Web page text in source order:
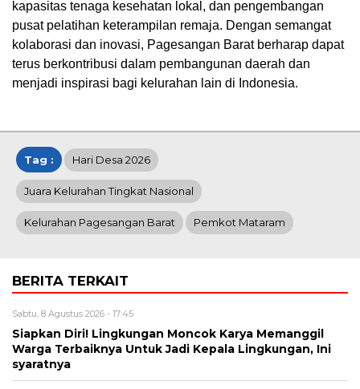
kapasitas tenaga kesehatan lokal, dan pengembangan
pusat pelatihan keterampilan remaja. Dengan semangat
kolaborasi dan inovasi, Pagesangan Barat berharap dapat
terus berkontribusi dalam pembangunan daerah dan
menjadi inspirasi bagi kelurahan lain di Indonesia.
Tag : Hari Desa 2026
Juara Kelurahan Tingkat Nasional
Kelurahan Pagesangan Barat Pemkot Mataram
BERITA TERKAIT
Sabtu, 8 Agustus 2026 - 17:45
Siapkan Diri! Lingkungan Moncok Karya Memanggil
Warga Terbaiknya Untuk Jadi Kepala Lingkungan, Ini
syaratnya